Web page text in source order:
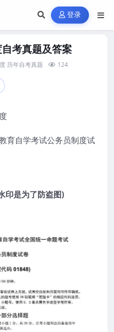
登录
考真题及答案
历年自考真题 124
育自学考试公务员制度试
印是为了防盗图)